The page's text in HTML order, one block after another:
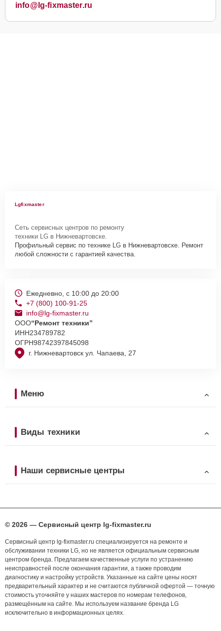
info@lg-fixmaster.ru
Lgfixmaster
Сеть сервисных центров по ремонту
техники LG в Нижневартовске.
Профильный сервис по технике LG в Нижневартовске. Ремонт
любой сложности с гарантией качества.
г. Нижневартовск ул. Чапаева, 27
Ежедневно, с 10:00 до 20:00
+7 (800) 100-91-25
info@lg-fixmaster.ru
ООО“Ремонт техники”
ИНН234789782
ОГРН98742397845098
Меню
Виды техники
Наши сервисные центры
© 2026 — Сервисный центр lg-fixmaster.ru
Сервисный центр lg-fixmaster.ru специализируется на ремонте и
обслуживании техники LG, но не является официальным сервисным
центром бренда. Предлагаем качественные услуги по устранению
неисправностей после окончания гарантии, а также проводим
диагностику и настройку устройств. Указанные на сайте цены носят
предварительный характер и не считаются публичной офертой — точную
стоимость уточняйте у наших мастеров по номерам телефонов,
размещённым на сайте. Мы используем название бренда LG
исключительно в информационных целях.